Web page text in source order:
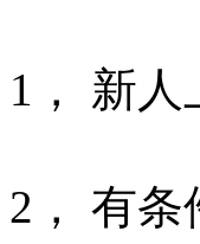
1， 新
2， 有